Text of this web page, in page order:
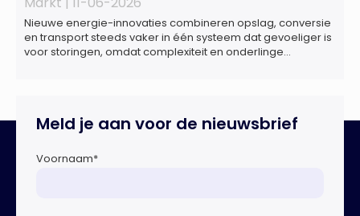
Nieuwe energie-innovaties combineren opslag, conversie
en transport steeds vaker in één systeem dat gevoeliger is
voor storingen, omdat complexiteit en onderlinge
energiesysteem. Het betreft systemen waarbij elektriciteit
Meld je aan voor de nieuwsbrief
Voornaam*